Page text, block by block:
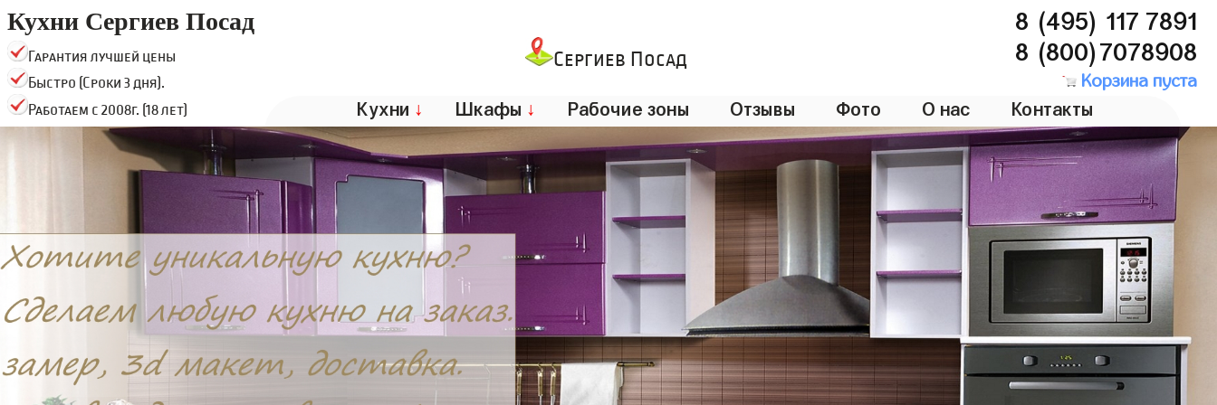
Кухни Сергиев Посад
Гарантия лучшей цены
Быстро (Сроки 3 дня).
Работаем с 2008г. (18 лет)
Сергиев Посад
8 (495) 117 7891
8 (800)7078908
Корзина пуста
Кухни ↓ Шкафы ↓ Рабочие зоны Отзывы Фото О нас Контакты